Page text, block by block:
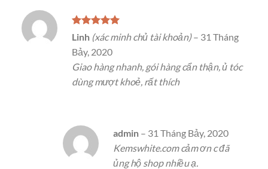
Được xếp
hạng55
sao
Linh (xác minh chủ tài khoản) – 31 Tháng
Bảy, 2020
Giao hàng nhanh, gói hàng cẩn thận, ủ tóc
dùng mượt khoẻ, rất thích
admin – 31 Tháng Bảy, 2020
Kemswhite.com cảm ơn c đã
ủng hộ shop nhiều ạ.